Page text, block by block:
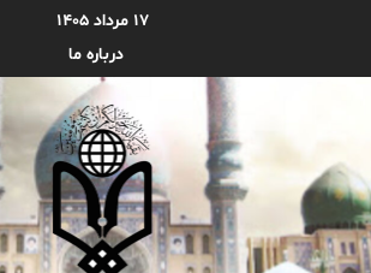
۱۷ مرداد ۱۴۰۵
درباره ما